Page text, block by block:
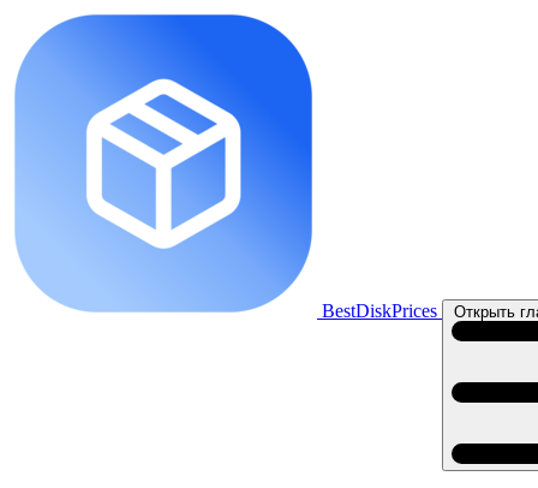
BestDiskPrices Открыть